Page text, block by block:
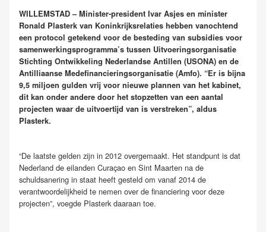
WILLEMSTAD – Minister-president Ivar Asjes en minister
Ronald Plasterk van Koninkrijksrelaties hebben vanochtend
een protocol getekend voor de besteding van subsidies voor
samenwerkingsprogramma’s tussen Uitvoeringsorganisatie
Stichting Ontwikkeling Nederlandse Antillen (USONA) en de
Antilliaanse Medefinancieringsorganisatie (Amfo). “Er is bijna
9,5 miljoen gulden vrij voor nieuwe plannen van het kabinet,
dit kan onder andere door het stopzetten van een aantal
projecten waar de uitvoertijd van is verstreken”, aldus
Plasterk.
“De laatste gelden zijn in 2012 overgemaakt. Het standpunt is dat
Nederland de eilanden Curaçao en Sint Maarten na de
schuldsanering in staat heeft gesteld om vanaf 2014 de
verantwoordelijkheid te nemen over de financiering voor deze
projecten”, voegde Plasterk daaraan toe.